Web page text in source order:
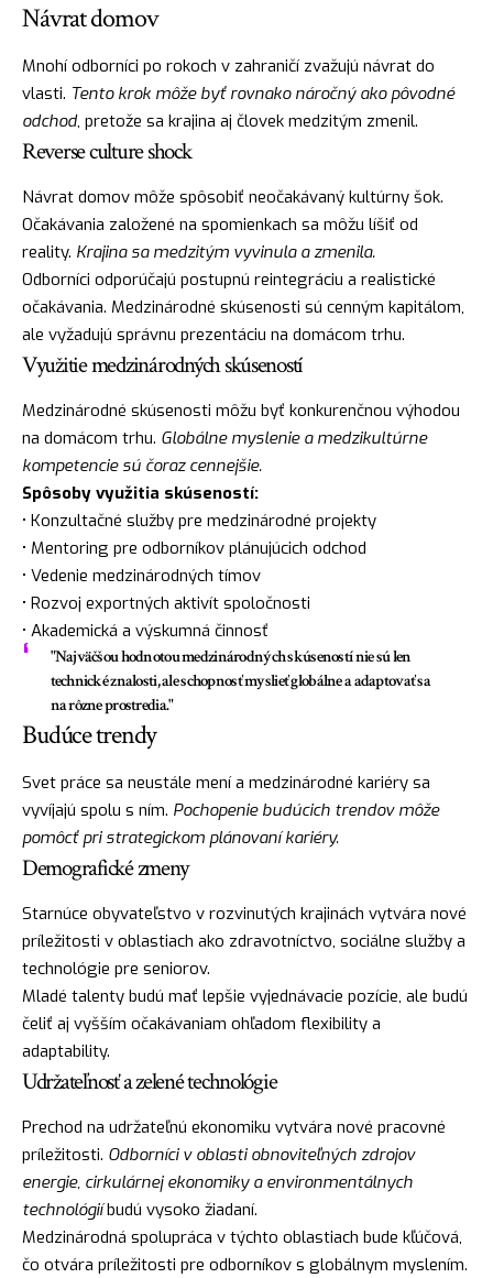
Návrat domov
Mnohí odborníci po rokoch v zahraničí zvažujú návrat do
vlasti. Tento krok môže byť rovnako náročný ako pôvodné
odchod, pretože sa krajina aj človek medzitým zmenil.
Reverse culture shock
Návrat domov môže spôsobiť neočakávaný kultúrny šok.
Očakávania založené na spomienkach sa môžu líšiť od
reality. Krajina sa medzitým vyvinula a zmenila.
Odborníci odporúčajú postupnú reintegráciu a realistické
očakávania. Medzinárodné skúsenosti sú cenným kapitálom,
ale vyžadujú správnu prezentáciu na domácom trhu.
Využitie medzinárodných skúseností
Medzinárodné skúsenosti môžu byť konkurenčnou výhodou
na domácom trhu. Globálne myslenie a medzikultúrne
kompetencie sú čoraz cennejšie.
Spôsoby využitia skúseností:
• Konzultačné služby pre medzinárodné projekty
• Mentoring pre odborníkov plánujúcich odchod
• Vedenie medzinárodných tímov
• Rozvoj exportných aktivít spoločnosti
• Akademická a výskumná činnosť
"Najväčšou hodnotou medzinárodných skúseností nie sú len
technické znalosti, ale schopnosť myslieť globálne a adaptovať sa
na rôzne prostredia."
Budúce trendy
Svet práce sa neustále mení a medzinárodné kariéry sa
vyvíjajú spolu s ním. Pochopenie budúcich trendov môže
pomôcť pri strategickom plánovaní kariéry.
Demografické zmeny
Starnúce obyvateľstvo v rozvinutých krajinách vytvára nové
príležitosti v oblastiach ako zdravotníctvo, sociálne služby a
technológie pre seniorov.
Mladé talenty budú mať lepšie vyjednávacie pozície, ale budú
čeliť aj vyšším očakávaniam ohľadom flexibility a
adaptability.
Udržateľnosť a zelené technológie
Prechod na udržateľnú ekonomiku vytvára nové pracovné
príležitosti. Odborníci v oblasti obnoviteľných zdrojov
energie, cirkulárnej ekonomiky a environmentálnych
technológiíbudú vysoko žiadaní.
Medzinárodná spolupráca v týchto oblastiach bude kľúčová,
čo otvára príležitosti pre odborníkov s globálnym myslením.